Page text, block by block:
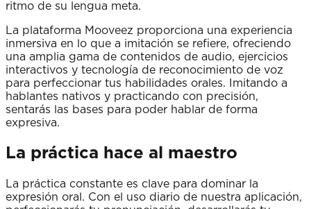
ritmo de su lengua meta.
La plataforma Mooveez proporciona una experiencia
inmersiva en lo que a imitación se refiere, ofreciendo
una amplia gama de contenidos de audio, ejercicios
interactivos y tecnología de reconocimiento de voz
para perfeccionar tus habilidades orales. Imitando a
hablantes nativos y practicando con precisión,
sentarás las bases para poder hablar de forma
expresiva.
La práctica hace al maestro
La práctica constante es clave para dominar la
expresión oral. Con el uso diario de nuestra aplicación,